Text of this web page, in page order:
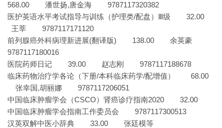
568.00 潘世扬,唐金海 9787117320382
医护英语水平考试指导与训练（护理类/配盘）Ⅲ级 32.00
王莘 9787117171120
前列腺癌外科病理新进展(翻译版) 138.00 余英豪
9787117180016
医院药师日记 39.00 赵志刚 9787117188678
临床药物治疗学各论（下册/本科临床药学/配增值） 68.00
张幸国,胡丽娜 9787117206051
中国临床肿瘤学会（CSCO）肾癌诊疗指南2020 32.00
中国临床肿瘤学会指南工作委员会 9787117300513
汉英双解中医小辞典 33.00 张廷模等